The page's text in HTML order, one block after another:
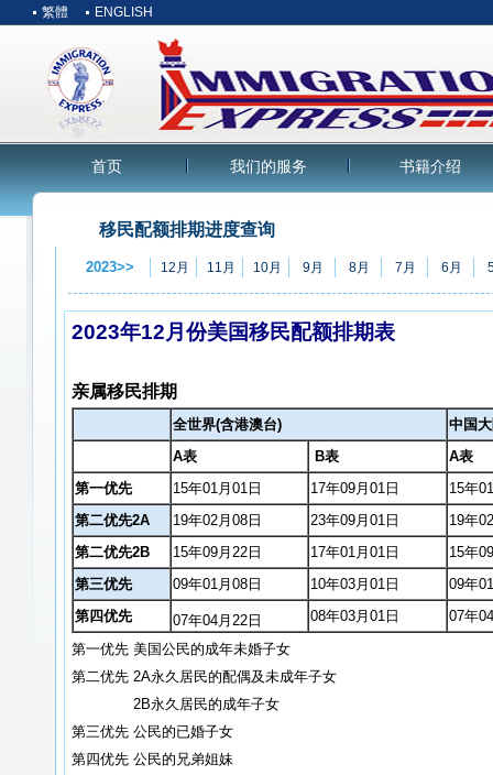
繁體 ENGLISH
首页 我们的服务 书籍介绍
移民配额排期进度查询
2023>> 12月 11月 10月 9月 8月 7月 6月
2023年12月份美国移民配额排期表
亲属移民排期
全世界(含港澳台)
中国
A表
B表
A表
第一优先
15年01月01日 17年09月01日
15年
第二优先2A
19年02月08日 23年09月01日
19年
第二优先2B
15年09月22日 17年01月01日
15年
第三优先
09年01月08日 10年03月01日
09年
第四优先
07年04月22日 08年03月01日
07年
第一优先 美国公民的成年未婚子女
第二优先 2A永久居民的配偶及未成年子女
2B永久居民的成年子女
第三优先 公民的已婚子女
第四优先 公民的兄弟姐妹